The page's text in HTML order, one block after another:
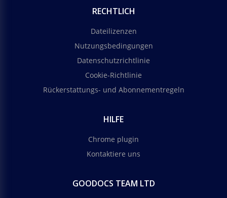
RECHTLICH
Dateilizenzen
Nutzungsbedingungen
Datenschutzrichtlinie
Cookie-Richtlinie
Rückerstattungs- und Abonnementregeln
HILFE
Chrome plugin
Kontaktiere uns
GOODOCS TEAM LTD